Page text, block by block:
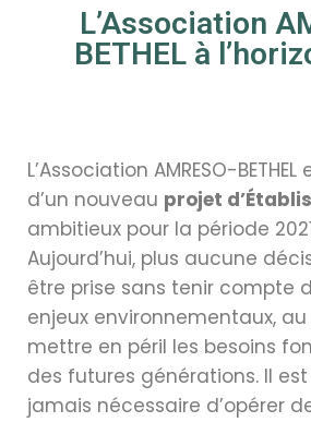
L’Association
BETHEL à
L’Association AMRESO-
d’un nouveau projet
ambitieux pour la période
Aujourd’hui, plus aucune
être prise sans tenir compte
enjeux environnementaux,
mettre en péril les besoins
des futures générations. Il
jamais nécessaire d’opérer